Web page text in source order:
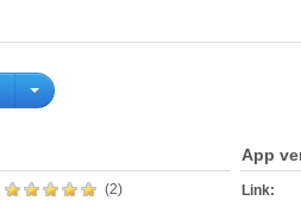
(2)
App
Link: